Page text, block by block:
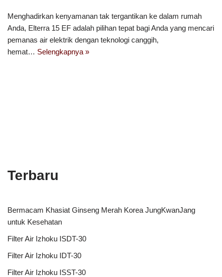
Menghadirkan kenyamanan tak tergantikan ke dalam rumah
Anda, Elterra 15 EF adalah pilihan tepat bagi Anda yang mencari
pemanas air elektrik dengan teknologi canggih,
hemat… Selengkapnya »
Terbaru
Bermacam Khasiat Ginseng Merah Korea JungKwanJang
untuk Kesehatan
Filter Air Izhoku ISDT-30
Filter Air Izhoku IDT-30
Filter Air Izhoku ISST-30